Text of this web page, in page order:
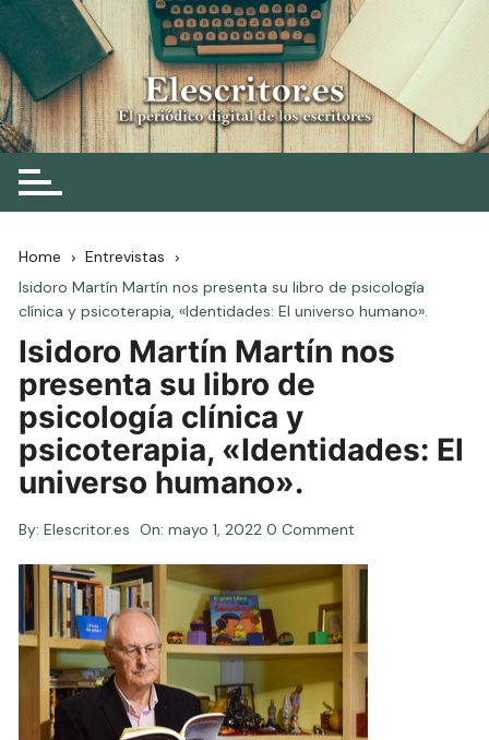
Skip
to
content
Elescritor.es
El periódico digital de los escritores
Home
Entrevistas
Isidoro Martín Martín nos presenta su libro de psicología
clínica y psicoterapia, «Identidades: El universo humano».
Isidoro Martín Martín nos
presenta su libro de
psicología clínica y
psicoterapia, «Identidades: El
universo humano».
By: Elescritor.es On:mayo 1, 2022 0 Comment